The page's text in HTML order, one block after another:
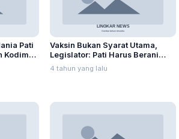
Pati
Kodim
Vaksin Bukan Syarat Utama,
Legislator: Pati Harus Berani
Mulai PTM
4 tahun yang lalu